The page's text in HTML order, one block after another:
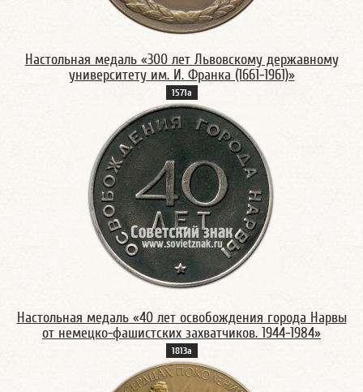
Настольная медаль «300 лет Львовскому державному
университету им. И. Франка (1661-1961)»
1571а
Настольная медаль «40 лет освобождения города Нарвы
от немецко-фашистских захватчиков. 1944-1984»
1813а